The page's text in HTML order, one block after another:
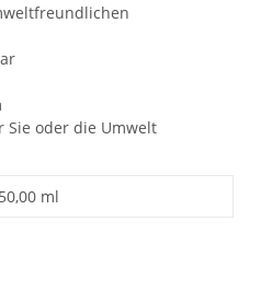
Sie oder die Umwelt
50,00 ml